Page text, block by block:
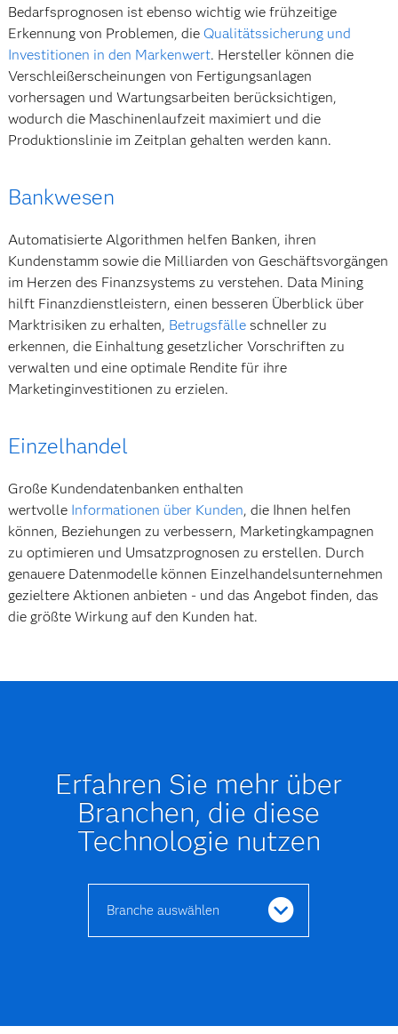
Bedarfsprognosen ist ebenso wichtig wie frühzeitige
Erkennung von Problemen, die Qualitätssicherung und
Investitionen in den Markenwert. Hersteller können die
Verschleißerscheinungen von Fertigungsanlagen
vorhersagen und Wartungsarbeiten berücksichtigen,
wodurch die Maschinenlaufzeit maximiert und die
Produktionslinie im Zeitplan gehalten werden kann.
Bankwesen
Automatisierte Algorithmen helfen Banken, ihren
Kundenstamm sowie die Milliarden von Geschäftsvorgängen
im Herzen des Finanzsystems zu verstehen. Data Mining
hilft Finanzdienstleistern, einen besseren Überblick über
Marktrisiken zu erhalten, Betrugsfälleschneller zu
erkennen, die Einhaltung gesetzlicher Vorschriften zu
verwalten und eine optimale Rendite für ihre
Marketinginvestitionen zu erzielen.
Einzelhandel
Große Kundendatenbanken enthalten
wertvolle Informationen über Kunden, die Ihnen helfen
können, Beziehungen zu verbessern, Marketingkampagnen
zu optimieren und Umsatzprognosen zu erstellen. Durch
genauere Datenmodelle können Einzelhandelsunternehmen
gezieltere Aktionen anbieten - und das Angebot finden, das
die größte Wirkung auf den Kunden hat.
Erfahren Sie mehr über
Branchen, die diese
Technologie nutzen
Branche auswählen